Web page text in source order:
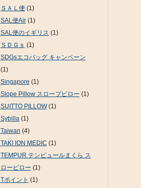
ＳＡＬ便(1)
SAL便Air(1)
SAL便のイギリス (1)
ＳＤＧｓ (1)
SDGsエコバッグ キャンペーン
(1)
Singapore (1)
Slope Pillow スロープピロー (1)
SUITTO PILLOW(1)
Sybilla(1)
Taiwan (4)
TAKI ION MEDIC (1)
TEMPUR テンピュールまくら ス
ローピロー (1)
Tポイント (1)